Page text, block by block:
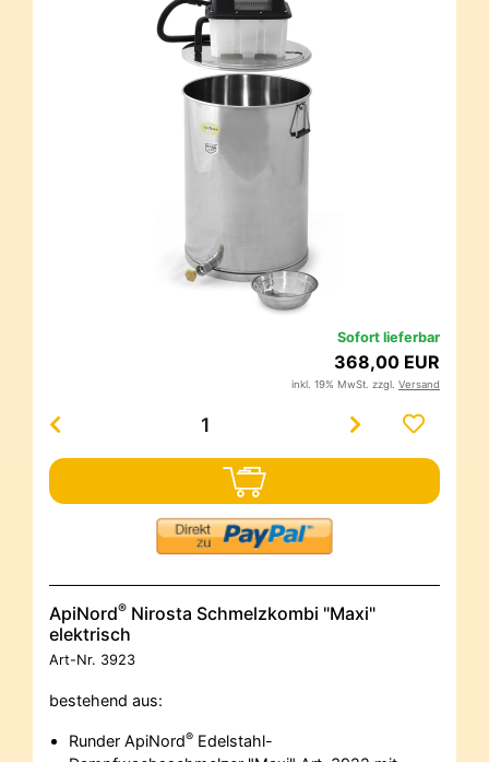
Sofort lieferbar
368,00 EUR
inkl. 19% MwSt. zzgl. Versand
ApiNord® Nirosta Schmelzkombi "Maxi"
elektrisch
Art-Nr. 3923
bestehend aus:
Runder ApiNord®Edelstahl-